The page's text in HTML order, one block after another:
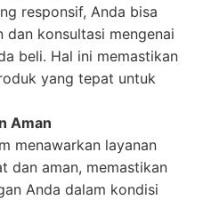
responsif, Anda bisa
dan konsultasi mengenai
beli. Hal ini memastikan
yang tepat untuk
Aman
menawarkan layanan
dan aman, memastikan
Anda dalam kondisi